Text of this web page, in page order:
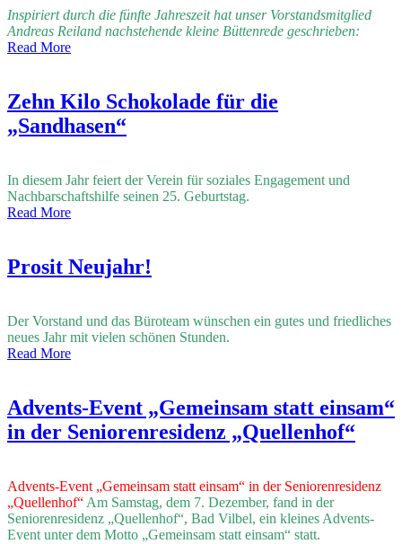
Inspiriert durch die fünfte Jahreszeit hat unser Vorstandsmitglied
Andreas Reiland nachstehende kleine Büttenrede geschrieben:
Read More
Zehn Kilo Schokolade für die
„Sandhasen“
In diesem Jahr feiert der Verein für soziales Engagement und
Nachbarschaftshilfe seinen 25. Geburtstag.
Read More
Prosit Neujahr!
Der Vorstand und das Büroteam wünschen ein gutes und friedliches
neues Jahr mit vielen schönen Stunden.
Read More
Advents-Event „Gemeinsam statt einsam“
in der Seniorenresidenz „Quellenhof“
Advents-Event „Gemeinsam statt einsam“ in der Seniorenresidenz
„Quellenhof“ Am Samstag, dem 7. Dezember, fand in der
Seniorenresidenz „Quellenhof“, Bad Vilbel, ein kleines Advents-
Event unter dem Motto „Gemeinsam statt einsam“ statt.